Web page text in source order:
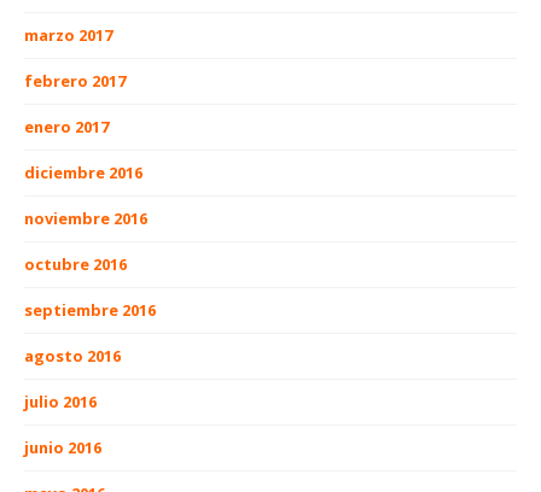
marzo 2017
febrero 2017
enero 2017
diciembre 2016
noviembre 2016
octubre 2016
septiembre 2016
agosto 2016
julio 2016
junio 2016